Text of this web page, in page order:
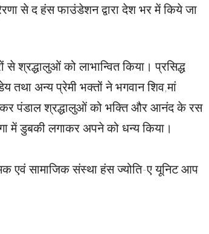
से द हंस फाउंडेशन द्वारा देश भर में किये जा
से श्रद्धालुओं को लाभान्वित किया। प्रसिद्ध
तथा अन्य प्रेमी भक्तों ने भगवान शिव,मां
पंडाल श्रद्धालुओं को भक्ति और आनंद के रस
में डुबकी लगाकर अपने को धन्य किया।
एवं सामाजिक संस्था हंस ज्योति-ए यूनिट आप